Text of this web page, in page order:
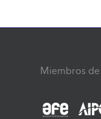
Miembros de: